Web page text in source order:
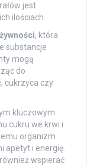
jest
ilościach.
, która
substancje
mogą
do
cukrzyca czy
kluczowym
cukru we krwi i
organizm
apetyt i energię.
wspierać